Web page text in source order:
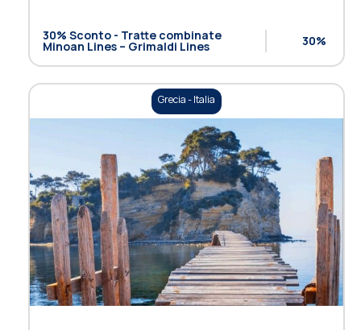
30% Sconto - Tratte combinate
Minoan Lines – Grimaldi Lines 30%
Grecia - Italia